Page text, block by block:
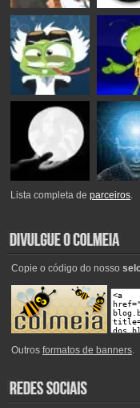
Lista completa deparceiros.
Copie o código do nosso
Outros formatos de banners.